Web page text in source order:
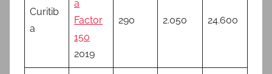
Curitib
a
a
Factor
150
2019
290 2.050 24.600